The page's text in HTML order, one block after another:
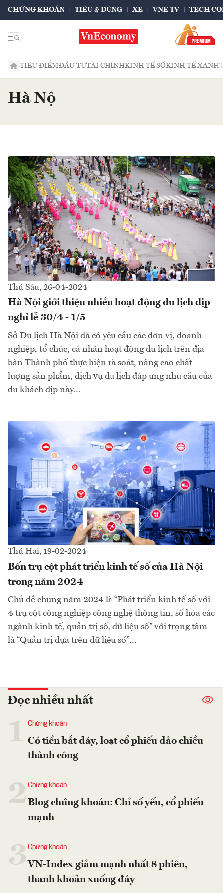
CHỨNG KHOÁN TIÊU & DÙNG XE VNE TV TECH
TIÊU ĐIỂMĐẦU TƯTÀI CHÍNHKINH TẾ SỐKINH TẾ XANH
Hà Nộ
Thứ Sáu, 26-04-2024
Hà Nội giới thiệu nhiều hoạt động du lịch dịp
nghỉ lễ 30/4 - 1/5
Sở Du lịch Hà Nội đã có yêu cầu các đơn vị, doanh
nghiệp, tổ chức, cá nhân hoạt động du lịch trên địa
bàn Thành phố thực hiện rà soát, nâng cao chất
lượng sản phẩm, dịch vụ du lịch đáp ưng nhu cầu của
du khách dịp này...
Thứ Hai, 19-02-2024
Bốn trụ cột phát triển kinh tế số của Hà Nội
trong năm 2024
Chủ đề chung năm 2024 là “Phát triển kinh tế số với
4 trụ cột công nghiệp công nghệ thông tin, số hóa các
ngành kinh tế, quản trị số, dữ liệu số” với trọng tâm
là “Quản trị dựa trên dữ liệu số”…
Đọc nhiều nhất
Chứng khoán
Có tiền bắt đáy, loạt cổ phiếu đảo chiều
thành công
2Chứng khoán
Blog chứng khoán: Chỉ số yếu, cổ phiếu
mạnh
Chứng khoán
VN-Index giảm mạnh nhất 8 phiên,
thanh khoản xuống đáy